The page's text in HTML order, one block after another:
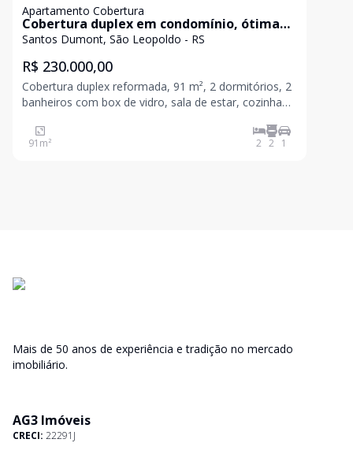
Apartamento Cobertura
Cobertura duplex em condomínio, ótima
localização!
Santos Dumont, São Leopoldo - RS
R$ 230.000,00
Cobertura duplex reformada, 91 m², 2 dormitórios, 2
banheiros com box de vidro, sala de estar, cozinha
gourmet no terraço fechado com vidros e 1 vaga de
garagem. Condomínio tranquilo, seguro, portaria 24
91 m² 2 2 1
Mais de 50 anos de experiência e tradição no mercado
imobiliário.
AG3 Imóveis
CRECI: 22291J